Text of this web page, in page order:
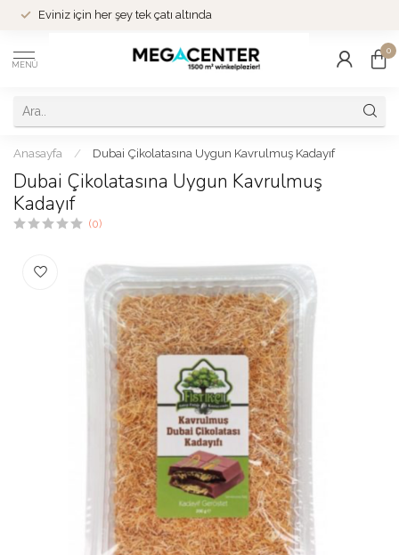
Eviniz için her şey tek çatı altında
MENÜ
0
Anasayfa / Dubai Çikolatasına Uygun Kavrulmuş Kadayıf
Dubai Çikolatasına Uygun Kavrulmuş
Kadayıf
(0)